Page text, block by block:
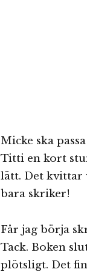
Micke ska
Titti en kort
lätt. Det kvittar
bara skriker!
Får jag börja
Tack. Boken
plötsligt. Det